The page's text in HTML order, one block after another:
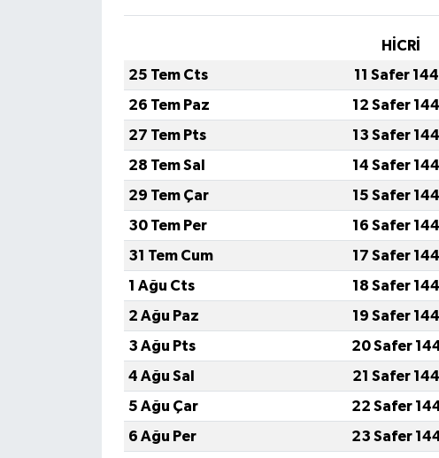
HİCRİ
25 Tem Cts
11 Safer
26 Tem Paz
12 Safer
27 Tem Pts
13 Safer
28 Tem Sal
14 Safer
29 Tem Çar
15 Safer
30 Tem Per
16 Safer
31 Tem Cum
17 Safer
1 Ağu Cts
18 Safer
2 Ağu Paz
19 Safer
3 Ağu Pts
20 Safer
4 Ağu Sal
21 Safer
5 Ağu Çar
22 Safer
6 Ağu Per
23 Safer